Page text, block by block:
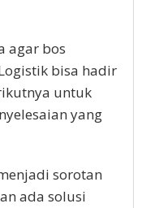
agar bos
bisa hadir
untuk
yang
sorotan
ada solusi